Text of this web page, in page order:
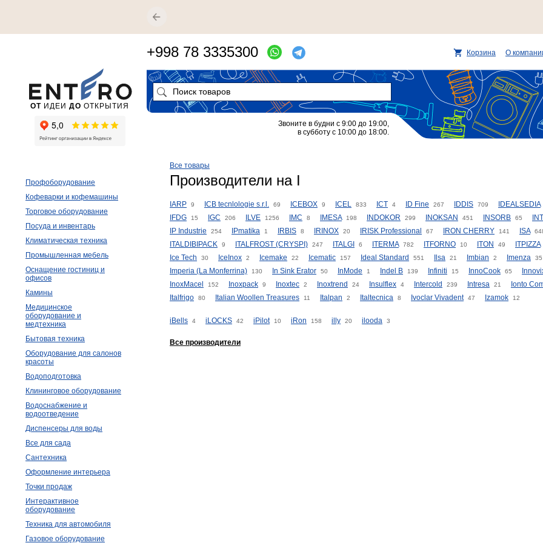
Все товары
Производители на I
IARP 9 ICB tecnlologie s.r.l. 69 ICEBOX 9 ICEL 833 ICT 4 ID Fine 267 IDDIS 709 IDEALSEDIA
IFDG 15 IGC 206 ILVE 1256 IMC 8 IMESA 198 INDOKOR 299 INOKSAN 451 INSORB 65
IP Industrie 254 IPmatika 1 IRBIS 8 IRINOX 20 IRISK Professional 67 IRON CHERRY 141 ISA
ITALDIBIPACK 9 ITALFROST (CRYSPI) 247 ITALGI 6 ITERMA 782 ITFORNO 10 ITON 49 ITPIZZA
Ice Tech 30 IceInox 2 Icemake 22 Icematic 157 Ideal Standard 551 Ilsa 21 Imbian 2 Imenza 35
Imperia (La Monferrina) 130 In Sink Erator 50 InMode 1 Indel B 139 Infiniti 15 InnoCook 65
InoxMacel 152 Inoxpack 9 Inoxtec 2 Inoxtrend 24 Insulflex 4 Intercold 239 Intresa 21 Ionto
Italfrigo 80 Italian Woollen Treasures 11 Italpan 2 Italtecnica 8 Ivoclar Vivadent 47 Izamok 12
iBells 4 iLOCKS 42 iPilot 10 iRon 158 illy 20 ilooda 3
Все производители
Профоборудование
Кофеварки и кофемашины
Торговое оборудование
Посуда и инвентарь
Климатическая техника
Промышленная мебель
Оснащение гостиниц и
офисов
Камины
Медицинское
оборудование и
медтехника
Бытовая техника
Оборудование для салонов
красоты
Водоподготовка
Клининговое оборудование
Водоснабжение и
водоотведение
Диспенсеры для воды
Все для сада
Сантехника
Оформление интерьера
Точки продаж
Интерактивное
оборудование
Техника для автомобиля
Газовое оборудование
ОТ ИДЕИ ДО ОТКРЫТИЯ
+998 78 3335300 Корзина О
Звоните в будни с 9:00 до 19:00,
в субботу с 10:00 до 18:00.